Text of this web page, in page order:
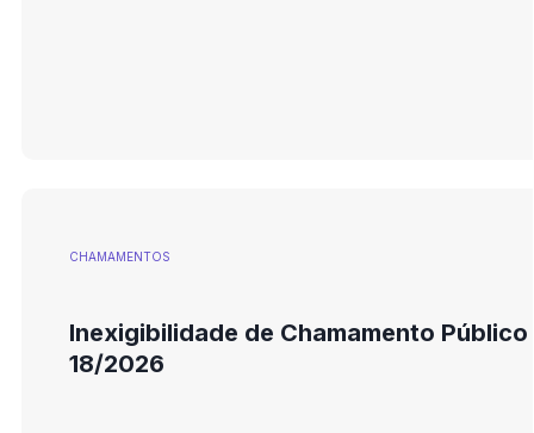
CHAMAMENTOS
Inexigibilidade de Chamamento Público
18/2026